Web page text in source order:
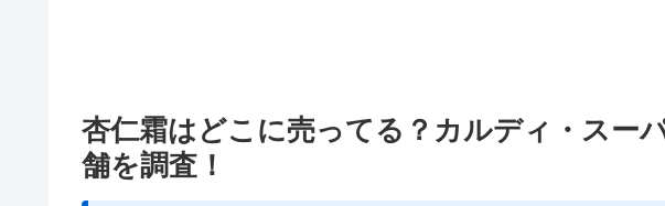
杏仁霜はどこに売ってる？カルディ・スー
舗を調査！